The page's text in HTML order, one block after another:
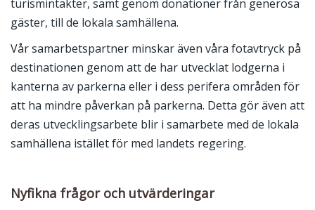
turismintäkter, samt genom donationer från generösa
gäster, till de lokala samhällena.
Vår samarbetspartner minskar även våra fotavtryck på
destinationen genom att de har utvecklat lodgerna i
kanterna av parkerna eller i dess perifera områden för
att ha mindre påverkan på parkerna. Detta gör även att
deras utvecklingsarbete blir i samarbete med de lokala
samhällena istället för med landets regering.
Nyfikna frågor och utvärderingar